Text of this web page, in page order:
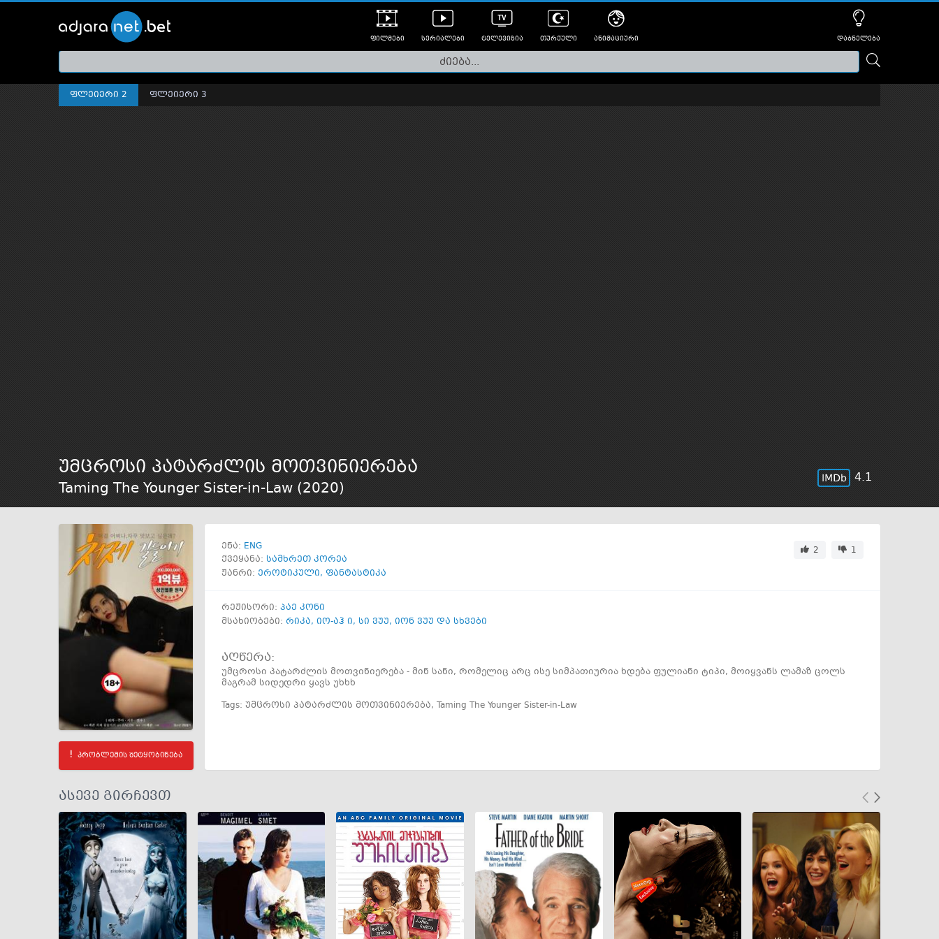
ფილმები
თრეილერები
სერიალები ტელევიზია თურქული ანიმაციური დაბნელება
ფლეიერი 2 ფლეიერი 3
უმცროსი პატარძლის მოთვინიერება
Taming The Younger Sister-in-Law (2020)
4.1
პრობლემის შეტყობინება
ენა: ENG
ქვეყანა: სამხრეთ კორეა
2
1
ჟანრი: ეროტიკული, ფანტასტიკა
რეჟისორი: პაე კონი
მსახიობები: რიკა, იო-აჰ ი, სი ვუუ, იონ ვუუ და სხვები
აღწერა:
უმცროსი პატარძლის მოთვინიერება - მინ სანი, რომელიც არც ისე სიმპათიურია ხდება ფულიანი ტიპი, მოიყვანს ლამაზ ცოლს
მაგრამ სიდედრი ყავს უხხხ
Tags: უმცროსი პატარძლის მოთვინიერება, Taming The Younger Sister-in-Law
ასევე გირჩევთ